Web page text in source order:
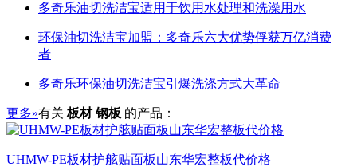
多奇乐油切洗洁宝适用于饮用水处理和洗澡用水
环保油切洗洁宝加盟：多奇乐六大优势俘获万亿消费
者
多奇乐环保油切洗洁宝引爆洗涤方式大革命
更多»有关 板材 钢板 的产品：
UHMW-PE板材护舷贴面板山东华宏整板代价格